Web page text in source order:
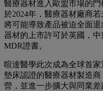
醫療器材進入歐盟市場的
於2024年，醫療器材廠商
將可能導致產品被迫全面
器材的上市許可於英國，
MDR證書。
暄達醫學此次成為全球首
墊床認證的醫療器材製造
營，並進一步擴大與同業